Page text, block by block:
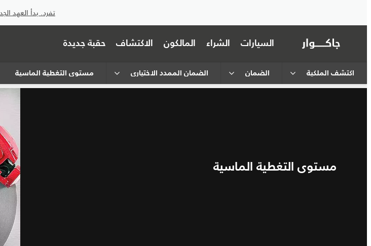
تفرد. بدأ العهد
السيارات الشراء المالكون الاكتشاف حقبة جديدة
اكتشف الملكية الضمان الضمان الممدد الاختياري مستوى التغطية الماسية
مستوى التغطية الماسية